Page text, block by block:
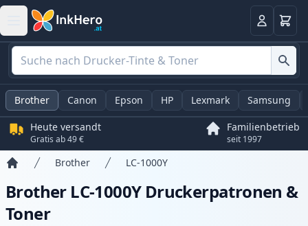
Anmelden
Brother Canon Epson HP Lexmark Samsung
Heute versandt
Gratis ab 49 €
Familienbetrieb
seit 1997
Brother LC-1000Y
Brother LC-1000Y Druckerpatronen &
Toner